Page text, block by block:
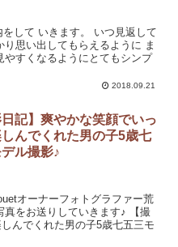
して いきます。 いつ見返して
思い出してもらえるように ま
すくなるようにとてもシンプ
2018.09.21
日記】爽やかな笑顔でいっ
んでくれた男の子5歳七
ル撮影♪
オーナーフォトグラファー荒
をお送りしていきます♪ 【撮
んでくれた男の子5歳七五三モ